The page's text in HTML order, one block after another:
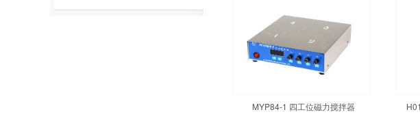
MYP84-1 四工位磁力搅拌器